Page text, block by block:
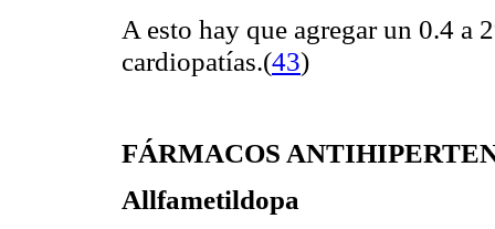
A esto hay que agregar un 0.4 a
cardiopatías.(43)
FÁRMACOS
Allfametildopa